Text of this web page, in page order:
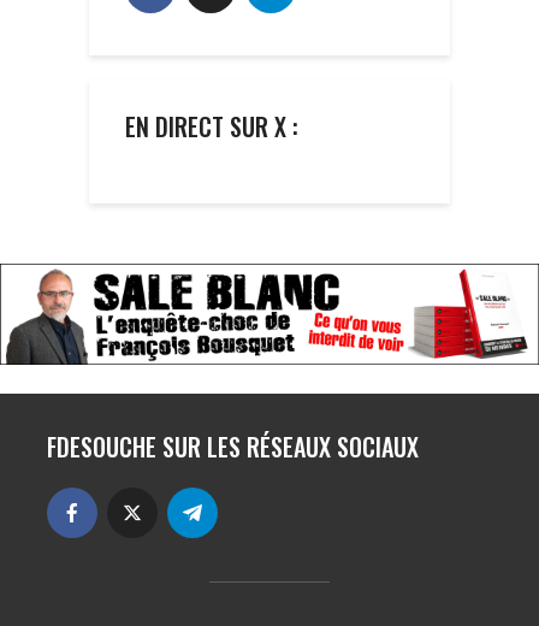
EN DIRECT SUR X :
FDESOUCHE SUR LES RÉSEAUX SOCIAUX